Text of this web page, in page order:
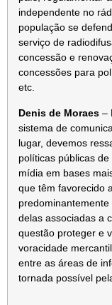
independente no
população se
serviço de
concessão e
concessões para
etc.
Denis de Moraes –
sistema de
lugar, devemos
políticas públicas
mídia em bases
que têm favorecido
delas associadas a
questão proteger e
voracidade
entre as áreas de
tornada possível